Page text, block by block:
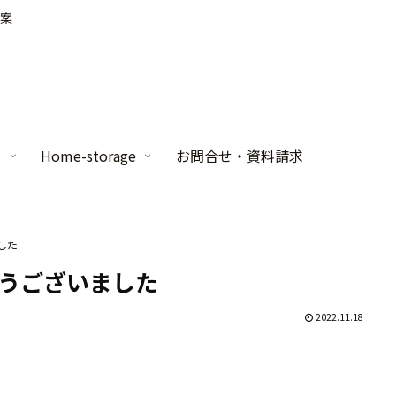
Home-storage お問合せ・資料請求
た
ございました
2022.11.18